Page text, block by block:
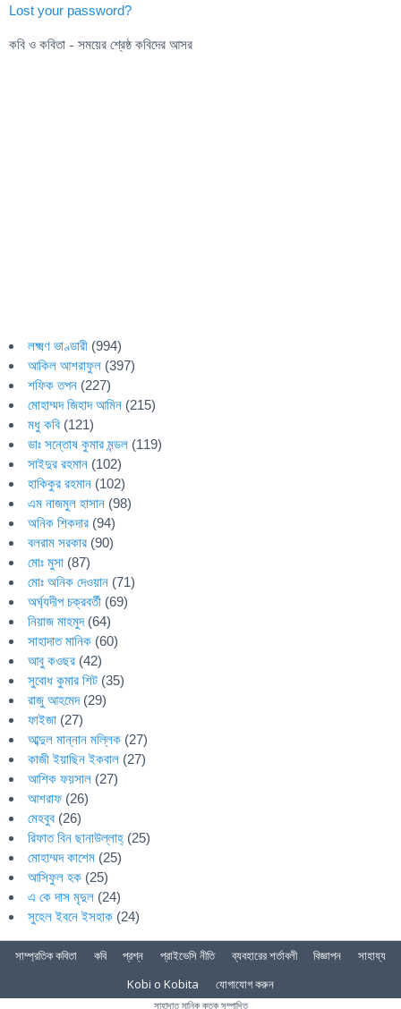
Lost your password?
কবি ও কবিতা - সময়ের শ্রেষ্ঠ কবিদের আসর
লক্ষ্মণ ভাণ্ডারী (994)
আকিল আশরাফুল (397)
শফিক তপন (227)
মোহাম্মদ জিহাদ আমিন (215)
মধু কবি (121)
ডাঃ সন্তোষ কুমার মন্ডল (119)
সাইদুর রহমান (102)
হাকিকুর রহমান (102)
এম নাজমুল হাসান (98)
অনিক শিকদার (94)
বলরাম সরকার (90)
মোঃ মুসা (87)
মোঃ অনিক দেওয়ান (71)
অর্ঘ্যদীপ চক্রবর্তী (69)
নিয়াজ মাহমুদ(64)
সাহাদাত মানিক (60)
আবু কওছর (42)
সুবোধ কুমার শিট (35)
রাজু আহমেদ(29)
ফাইজা (27)
আব্দুল মান্নান মল্লিক (27)
কাজী ইয়াছিন ইকবাল (27)
আশিক ফয়সাল (27)
আশরাফ (26)
মেহবুব (26)
রিফাত বিন ছানাউল্লাহ্ (25)
মোহাম্মদ কাশেম (25)
আসিফুল হক (25)
এ কে দাস মৃদুল (24)
সুহেল ইবনে ইসহাক (24)
সাম্প্রতিক কবিতা কবি প্রশ্ন প্রাইভেসি নীতি ব্যবহারের শর্তাবলী বিজ্ঞাপন
সাহায্য
Kobi o Kobita
যোগাযোগ করুন
সাহাদাত মানিক কতৃক সম্পাদিত